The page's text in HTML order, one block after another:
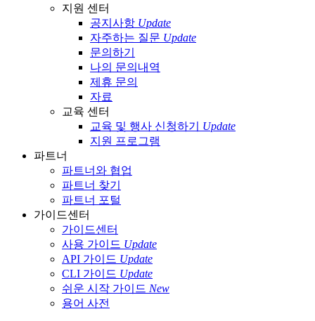
지원 센터
공지사항 Update
자주하는 질문 Update
문의하기
나의 문의내역
제휴 문의
자료
교육 센터
교육 및 행사 신청하기 Update
지원 프로그램
파트너
파트너와 협업
파트너 찾기
파트너 포털
가이드센터
가이드센터
사용 가이드 Update
API 가이드 Update
CLI 가이드 Update
쉬운 시작 가이드 New
용어 사전